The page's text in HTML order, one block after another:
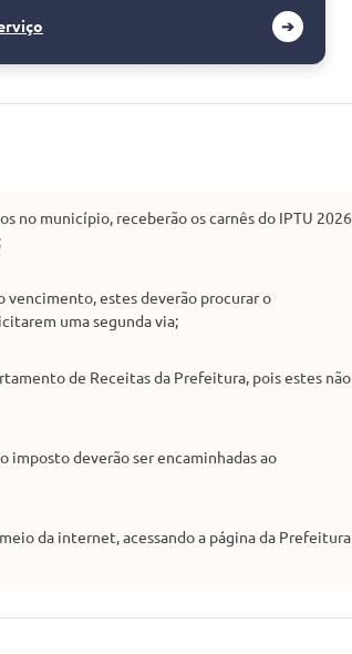
➔
no município, receberão os carnês do IPTU 2026
vencimento, estes deverão procurar o
uma segunda via;
de Receitas da Prefeitura, pois estes não
imposto deverão ser encaminhadas ao
da internet, acessando a página da Prefeitura